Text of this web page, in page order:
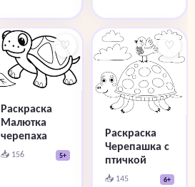
♡
Раскраска
Малютка
черепаха
📥 156 5+
♡
Раскраска
Черепашка с
птичкой
📥 145 6+